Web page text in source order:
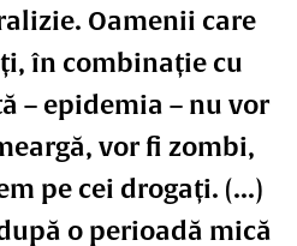
Oamenii care
în combinație cu
– epidemia – nu vor
vor fi zombi,
pe cei drogați. (...)
o perioadă mică